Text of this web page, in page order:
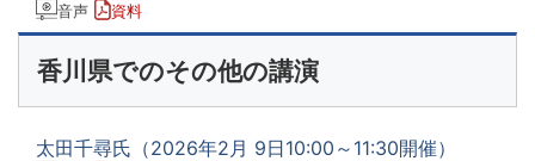
音声 資料
香川県でのその他の講演
太田千尋氏（2026年2月 9日10:00～11:30開催）